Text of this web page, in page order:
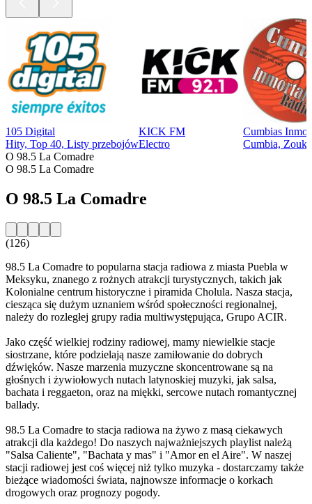
105 Digital
Hity, Top 40, Listy przebojów
KICK FM
Electro
Cumbias
Cumbia,
O 98.5 La Comadre
O 98.5 La Comadre
O 98.5 La Comadre
(126)
98.5 La Comadre to popularna stacja radiowa z miasta Puebla w
Meksyku, znanego z rożnych atrakcji turystycznych, takich jak
Kolonialne centrum historyczne i piramida Cholula. Nasza stacja,
ciesząca się dużym uznaniem wśród społeczności regionalnej,
należy do rozległej grupy radia multiwystępująca, Grupo ACIR.
Jako część wielkiej rodziny radiowej, mamy niewielkie stacje
siostrzane, które podzielają nasze zamiłowanie do dobrych
dźwięków. Nasze marzenia muzyczne skoncentrowane są na
głośnych i żywiołowych nutach latynoskiej muzyki, jak salsa,
bachata i reggaeton, oraz na miękki, sercowe nutach romantycznej
ballady.
98.5 La Comadre to stacja radiowa na żywo z masą ciekawych
atrakcji dla każdego! Do naszych najważniejszych playlist należą
"Salsa Caliente", "Bachata y mas" i "Amor en el Aire". W naszej
stacji radiowej jest coś więcej niż tylko muzyka - dostarczamy także
bieżące wiadomości świata, najnowsze informacje o korkach
drogowych oraz prognozy pogody.